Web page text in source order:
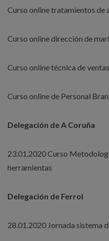
Curso online tratamientos de
Curso online dirección de
Curso online técnica de
Curso online de Personal
Delegación de A Coruña
23.01.2020 Curso
herramientas
Delegación de Ferrol
28.01.2020 Jornada sistema